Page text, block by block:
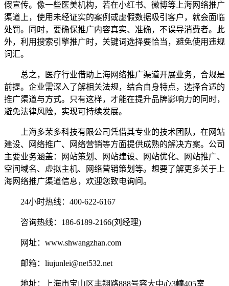
假宣传。像一些医美机构，若在小红书、微博等上海网络推广
渠道上，使用未经证实的案例或虚假数据吸引客户，就会面临
处罚。同时，要确保推广内容真实、准确，不误导消费者。此
外，利用搜索引擎推广时，关键词选择要恰当，避免使用违规
词汇。
总之，医疗行业借助上海网络推广渠道开展业务，合规是
前提。企业需深入了解相关法规，结合自身特点，选择合适的
推广渠道与方式。只有这样，才能在提升品牌影响力的同时，
避免法律风险，实现可持续发展。
上海多荣多科技有限公司凭借其专业的技术团队，在网站
建设、网络推广、网络营销等方面提供成熟的解决方案。公司
主要业务涵盖：网站策划、网站建设、网站优化、网站推广、
空间域名、虚拟主机、网络营销策划等。想要了解更多关于上
海网络推广渠道信息，欢迎您致电询问。
24小时热线：400-622-6167
咨询热线：186-6189-2166(刘经理)
网址：www.shwangzhan.com
邮箱：liujunlei@net532.net
地址：上海市宝山区丰翔路888号容大中心3幢405室